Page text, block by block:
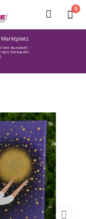
der Auswahl
den Verkäufer
0